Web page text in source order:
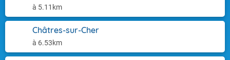
à 5.11km
Châtres-sur-Cher
à 6.53km